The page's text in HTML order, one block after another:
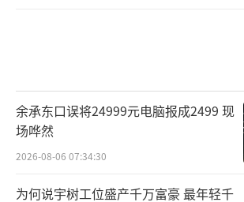
余承东口误将24999元电脑报成2499 现
场哗然
2026-08-06 07:34:30
为何说宇树工位盛产千万富豪 最年轻千